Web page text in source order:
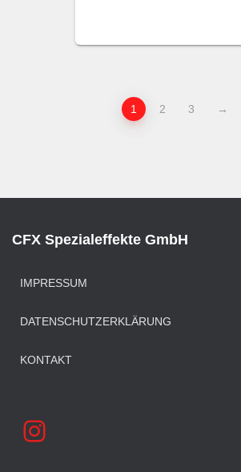
1 2 3 →
CFX Spezialeffekte GmbH
IMPRESSUM
DATENSCHUTZERKLÄRUNG
KONTAKT